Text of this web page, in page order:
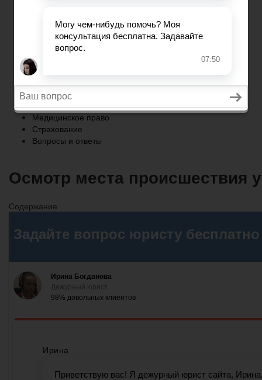
Страхование
Вопросы и ответы
Главная
Военное право
Трудовое право
Медицинское право
Страхование
Вопросы и ответы
Осмотр места происшествия
Содержание